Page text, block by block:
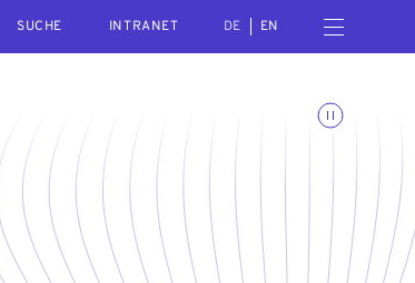
INTRANET
DE EN Menü öffnen
Animationen umschalten